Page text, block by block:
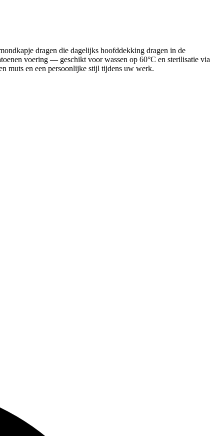
dragen die dagelijks hoofddekking dragen in de
voering — geschikt voor wassen op 60°C en sterilisatie via
muts en een persoonlijke stijl tijdens uw werk.